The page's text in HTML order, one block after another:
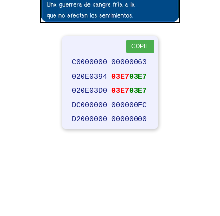
COPIE
C0000000 00000063
020E0394 03E703E7
020E03D0 03E703E7
DC000000 000000FC
D2000000 00000000